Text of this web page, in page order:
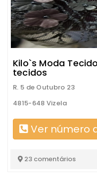
Kilo`s Moda
tecidos
R. 5 de Outubro 23
4815-648 Vizela
Ver número
23 comentários